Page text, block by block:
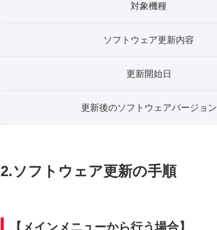
対象機種
ソフトウェア更新内容
更新開始日
更新後のソフトウェアバージョン
2.ソフトウェア更新の手順
【メインメニューから行う場合】